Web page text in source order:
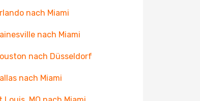
nach Miami
nach Miami
nach Düsseldorf
nach Miami